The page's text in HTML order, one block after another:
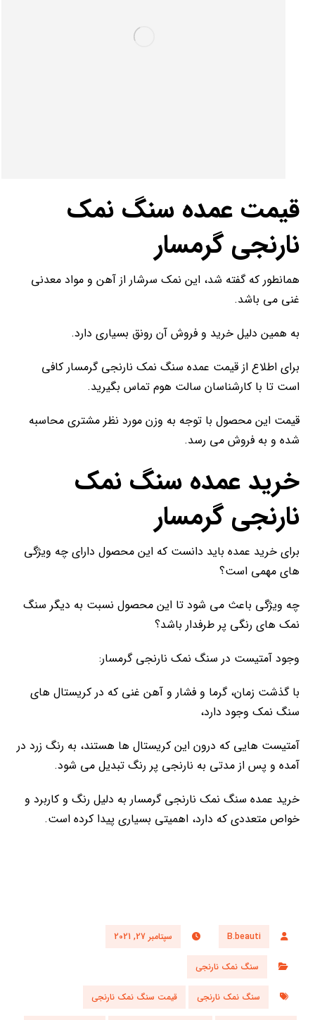
قیمت عمده سنگ نمک
نارنجی گرمسار
همانطور که گفته شد، این نمک سرشار از آهن و مواد معدنی
غنی می باشد.
به همین دلیل خرید و فروش آن رونق بسیاری دارد.
برای اطلاع از قیمت عمده سنگ نمک نارنجی گرمسار کافی
است تا با کارشناسان سالت هوم تماس بگیرید.
قیمت این محصول با توجه به وزن مورد نظر مشتری محاسبه
شده و به فروش می رسد.
خرید عمدهسنگ نمک
نارنجیگرمسار
برای خرید عمده باید دانست که این محصول دارای چه ویژگی
های مهمی است؟
چه ویژگی باعث می شود تا این محصول نسبت به دیگر سنگ
نمک های رنگی پر طرفدار باشد؟
وجود آمتیست در سنگ نمک نارنجی گرمسار:
با گذشت زمان، گرما و فشار و آهن غنی که در کریستال های
سنگ نمک وجود دارد،
آمتیست هایی که درون این کریستال ها هستند، به رنگ زرد در
آمده و پس از مدتی به نارنجی پر رنگ تبدیل می شود.
خرید عمده سنگ نمک نارنجی گرمسار به دلیل رنگ و کاربرد و
خواص متعددی که دارد، اهمیتی بسیاری پیدا کرده است.
B.beauti سپتامبر 27, 2021
سنگ نمک نارنجی
سنگ نمک نارنجی قیمت سنگ نمک نارنجی